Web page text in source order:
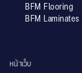
BFM Flooring
BFM Laminates
หน้าเว็บ